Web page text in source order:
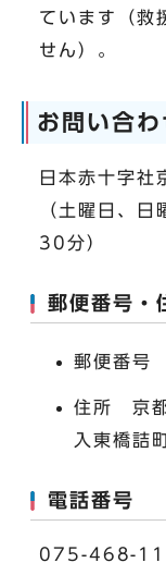
ています（救
せん）。
お問い合わ
日本赤十字
（土曜日、
30分）
郵便番号・
郵便番
住所 京都
入東橋詰
電話番号
075-468-